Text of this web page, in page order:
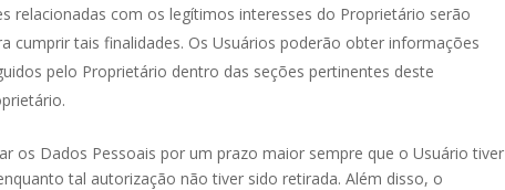
relacionadas com os legítimos interesses do Proprietário serão
cumprir tais finalidades. Os Usuários poderão obter informações
pelo Proprietário dentro das seções pertinentes deste
os Dados Pessoais por um prazo maior sempre que o Usuário tiver
tal autorização não tiver sido retirada. Além disso, o